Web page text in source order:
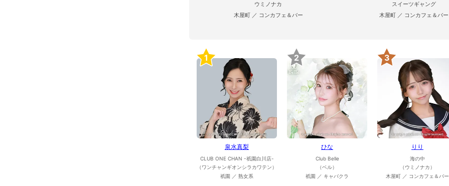
ウミノナカ
木屋町 ／ コンカフェ＆バー
スイーツギャング
木屋町 ／ コンカフェ＆バー
1
泉水真梨
CLUB ONE CHAN -祇園白川店-
（ワンチャンギオンシラカワテン）
祇園 ／ 熟女系
2
ひな
Club Belle
（ベル）
祇園 ／ キャバクラ
3
りり
海の中
（ウミノナカ）
木屋町 ／ コンカフェ＆バー